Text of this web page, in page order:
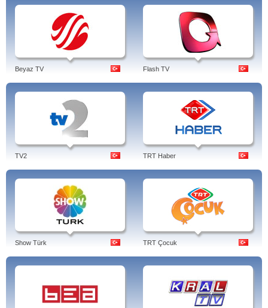
Beyaz TV Flash TV
TV2 TRT Haber
Show Türk TRT Çocuk